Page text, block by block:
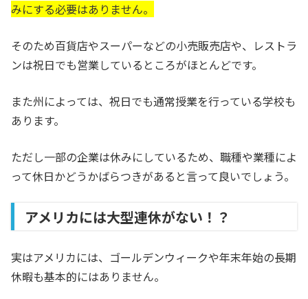
みにする必要はありません。
そのため百貨店やスーパーなどの小売販売店や、レストラ
ンは祝日でも営業しているところがほとんどです。
また州によっては、祝日でも通常授業を行っている学校も
あります。
ただし一部の企業は休みにしているため、職種や業種によ
って休日かどうかばらつきがあると言って良いでしょう。
アメリカには大型連休がない！？
実はアメリカには、ゴールデンウィークや年末年始の長期
休暇も基本的にはありません。